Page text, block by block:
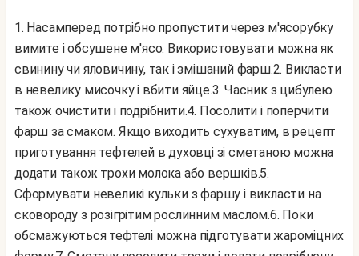
1. Насамперед потрібно пропустити через м'ясорубку
вимите і обсушене м'ясо. Використовувати можна як
свинину чи яловичину, так і змішаний фарш.2. Викласти
в невелику мисочку і вбити яйце.3. Часник з цибулею
також очистити і подрібнити.4. Посолити і поперчити
фарш за смаком. Якщо виходить сухуватим, в рецепт
приготування тефтелей в духовці зі сметаною можна
додати також трохи молока або вершків.5.
Сформувати невеликі кульки з фаршу і викласти на
сковороду з розігрітим рослинним маслом.6. Поки
обсмажуються тефтелі можна підготувати жароміцних